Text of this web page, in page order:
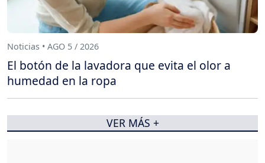
Noticias • AGO 5 / 2026
El botón de la lavadora que evita el olor a
humedad en la ropa
VER MÁS +